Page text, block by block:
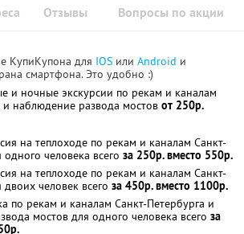
Отзывы Вопросы по акции
КупиКупона для IOS или Android и
смартфона. Это удобно :)
и ночные экскурсии по рекам и каналам
и наблюдение развода мостов от 250р.
на теплоходе по рекам и каналам Санкт-
человека всего за 250р. вместо 550р.
на теплоходе по рекам и каналам Санкт-
двоих человек всего за 450р. вместо 1100р.
по рекам и каналам Санкт-Петербурга и
мостов для одного человека всего за